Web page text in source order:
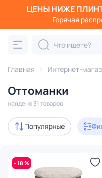
ЦЕНЫ НИЖЕ
Горячая
Главная Интернет-
Оттоманки
найдено 31 товаров
Популярные
- 18 %
Категория: Диваны
прямые угловые
Акции 4
В наличии 26